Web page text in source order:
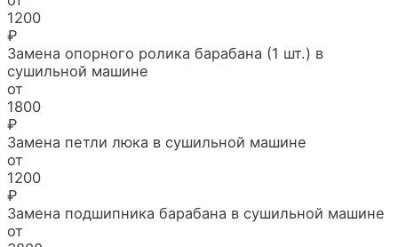
1200
₽
Замена опорного ролика барабана (1 шт.) в
сушильной машине
от
1800
₽
Замена петли люка в сушильной машине
от
1200
₽
Замена подшипника барабана в сушильной машине
от